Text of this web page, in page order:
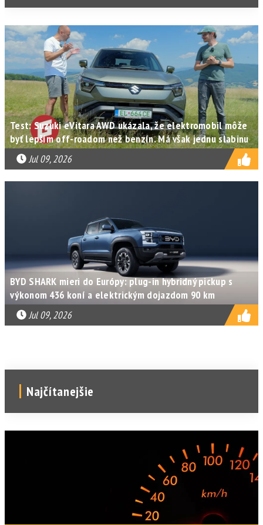
Test: Suzuki eVitara AWD ukázala, že elektromobil môže
byť lepším off-roadom než benzín. Má však jednu slabinu
Jul 09, 2026
BYD SHARK mieri do Európy: plug-in hybridný pickup s
výkonom 436 koní a elektrickým dojazdom 90 km
Jul 09, 2026
Najčítanejšie